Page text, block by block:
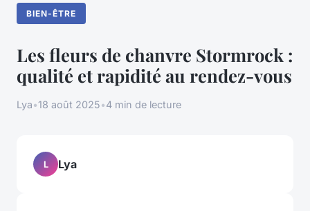
BIEN-ÊTRE
Les fleurs de chanvre Stormrock :
qualité et rapidité au rendez-vous
Lya•18 août 2025•4 min de lecture
L Lya